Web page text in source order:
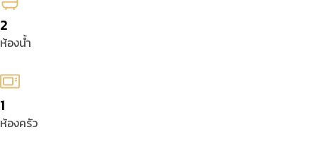
2
ห้องน้ำ
1
ห้องครัว